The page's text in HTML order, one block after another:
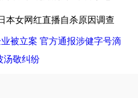
本女网红直播自杀原因调查
被立案 官方通报涉健字号滴
汤敬纠纷